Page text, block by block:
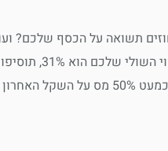
תשואה על הכסף שלכם?
מאוד. נניח ששיעור
לאומי של 18%. הגעתם לכמעט 50% מס